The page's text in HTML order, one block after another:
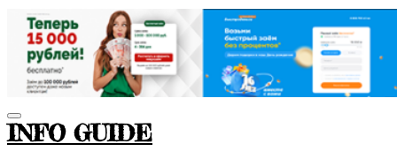
INFO GUIDE